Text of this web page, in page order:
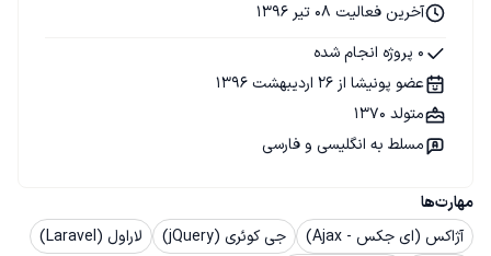
مهارت‌ها
آژاکس (ای جکس - Ajax)
جی کوئری (jQuery)
لاراول (Laravel)
آخرین فعالیت 08 تیر 1396
0 پروژه انجام شده
عضو پونیشا از 26 اردیبهشت 1396
متولد 1370
مسلط به انگلیسی و فارسی